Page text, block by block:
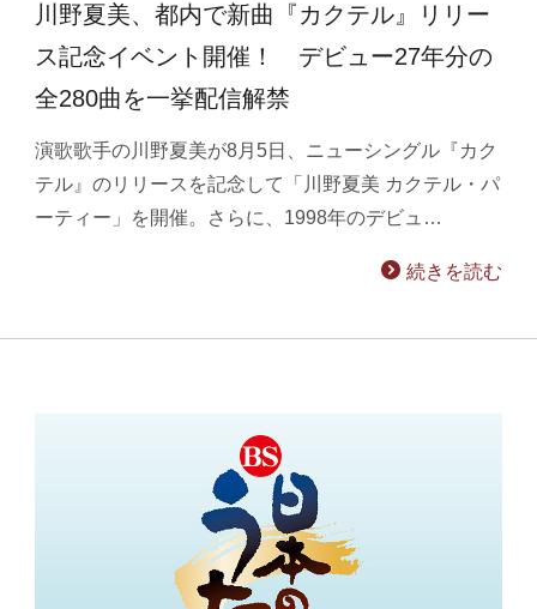
川野夏美、都内で新曲『カクテル』リリー
ス記念イベント開催！ デビュー27年分の
全280曲を一挙配信解禁
演歌歌手の川野夏美が8月5日、ニューシングル『カク
テル』のリリースを記念して「川野夏美 カクテル・パ
ーティー」を開催。さらに、1998年のデビュ…
続きを読む